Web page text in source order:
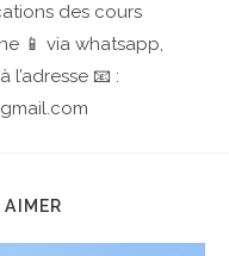
des cours
📱 via whatsapp,
📧 :